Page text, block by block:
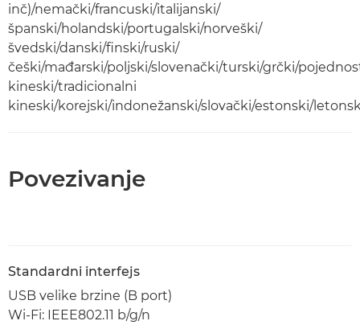
inč)/nemački/francuski/italijanski/
španski/holandski/portugalski/norveški/
švedski/danski/finski/ruski/
češki/mađarski/poljski/slovenački/turski/grčki/
kineski/tradicionalni
kineski/korejski/indonežanski/slovački/estonski/
Povezivanje
Standardni interfejs
USB velike brzine (B port)
Wi-Fi: IEEE802.11 b/g/n